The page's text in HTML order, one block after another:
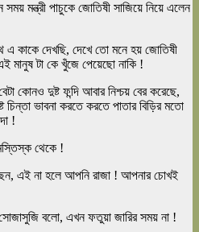
মন্ত্রী পাচুকে জোতিষী সাজিয়ে নিয়ে এলেন
এ কাকে দেখছি, দেখে তো মনে হয় জোতিষী
মানুষ টা কে খুঁজে পেয়েছো নাকি !
কোনও দুষ্ট ফন্দি আবার নিশ্চয় বের করেছে,
ভাবনা করতে করতে পাতার বিড়ির মতো
!
থেকে !
এই না হলে আপনি রাজা ! আপনার চোখই
সোজাসুজি বলো, এখন ফতুয়া জারির সময় না !